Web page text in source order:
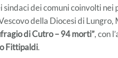
sindaci dei comuni coinvolti
della Diocesi di Lungro,
di Cutro – 94 morti”, con
Fittipaldi.